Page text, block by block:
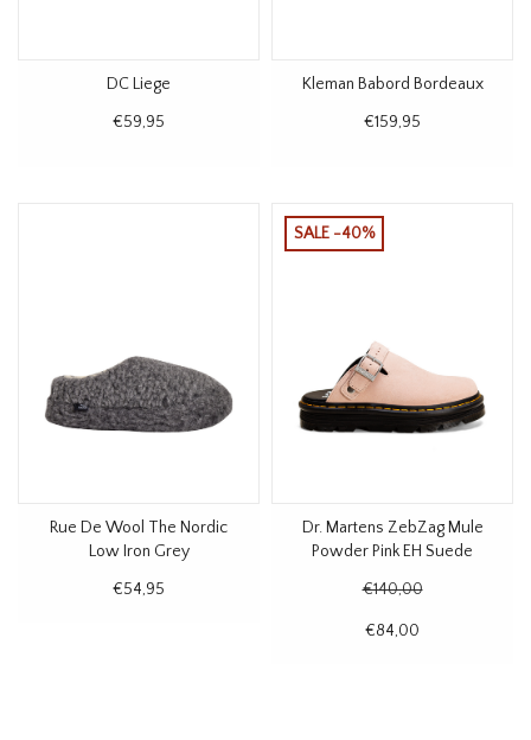
DC Liege
€59,95
Kleman Babord Bordeaux
€159,95
Rue De Wool The Nordic
Low Iron Grey
€54,95
SALE -40%
Dr. Martens ZebZag Mule
Powder Pink EH Suede
€140,00
€84,00